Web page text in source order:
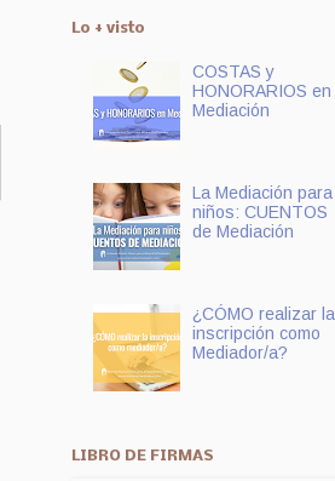
Lo + visto
COSTAS y
HONORARIOS en
Mediación
La Mediación para
niños: CUENTOS
de Mediación
¿CÓMO realizar la
inscripción como
Mediador/a?
LIBRO DE FIRMAS